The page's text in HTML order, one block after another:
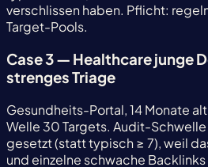
verschlissen haben. Pflicht:
Target-Pools.
Case 3 — Healthcare junge
strenges Triage
Gesundheits-Portal, 14 Monate
Welle 30 Targets. Audit-
gesetzt (statt typisch ≥ 7), weil
und einzelne schwache